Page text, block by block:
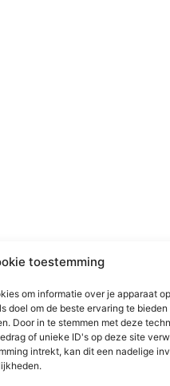
toestemming
om informatie over je apparaat
doel om de beste ervaring te bieden
Door in te stemmen met deze
of unieke ID's op deze site
intrekt, kan dit een nadelige